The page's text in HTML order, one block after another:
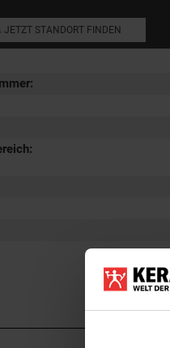
JETZT STANDORT FINDEN
: